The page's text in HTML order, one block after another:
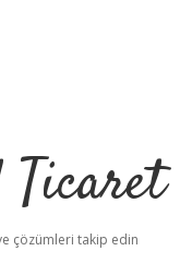
Ticaret
çözümleri takip edin